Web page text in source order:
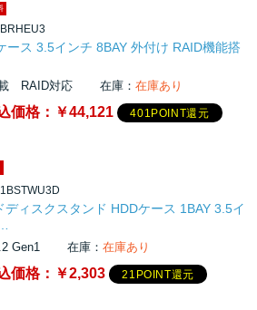
ース 3.5インチ 8BAY 外付け RAID機能搭
RAID対応 在庫： 在庫あり
価格： ￥44,121 401POINT還元
ディスクスタンド HDDケース 1BAY 3.5イ
Gen1 在庫： 在庫あり
価格： ￥2,303 21POINT還元